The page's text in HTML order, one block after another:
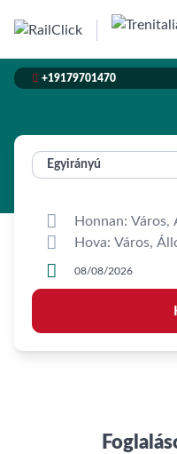
 +19179701470
Egyirányú


